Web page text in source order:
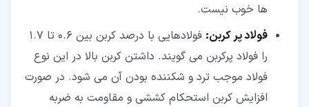
ها خوب نیست.
فولاد پر کربن:
فولادهایی با درصد کربن بین 0.6 تا 1.7
را فولاد پرکربن می گویند. داشتن کربن بالا در این نوع
فولاد موجب ترد و شکننده بودن آن می شود. در صورت
افزایش کربن استحکام کششی و مقاومت به ضربه